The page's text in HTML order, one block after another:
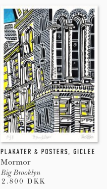
PLAKATER & POSTERS, GICLEE
Mormor
Big Brooklyn
2.800 DKK